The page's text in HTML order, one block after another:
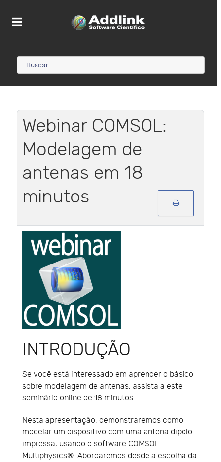
Webinar COMSOL:
Modelagem de
antenas em 18
minutos
INTRODUÇÃO
Se você está interessado em aprender o básico
sobre modelagem de antenas, assista a este
seminário online de 18 minutos.
Nesta apresentação, demonstraremos como
modelar um dispositivo com uma antena dipolo
impressa, usando o software COMSOL
Multiphysics®. Abordaremos desde a escolha da